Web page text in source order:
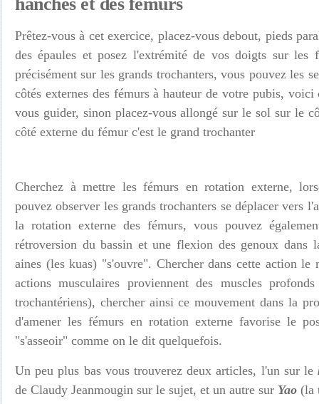
Prêtez-vous à cet exercice, placez-vous debout, pieds
des épaules et posez l'extrémité de vos doigts sur les
précisément sur les grands trochanters, vous pouvez les
côtés externes des fémurs à hauteur de votre pubis,
vous guider, sinon placez-vous allongé sur le sol sur le
côté externe du fémur c'est le grand trochanter
Cherchez à mettre les fémurs en rotation externe,
pouvez observer les grands trochanters se déplacer vers
la rotation externe des fémurs, vous pouvez
rétroversion du bassin et une flexion des genoux dans
aines (les kuas) "s'ouvre". Chercher dans cette action le
actions musculaires proviennent des muscles
trochantériens), chercher ainsi ce mouvement dans la
d'amener les fémurs en rotation externe favorise le
"s'asseoir" comme on le dit quelquefois.
Un peu plus bas vous trouverez deux articles, l'un sur le
de Claudy Jeanmougin sur le sujet, et un autre sur Yao (la